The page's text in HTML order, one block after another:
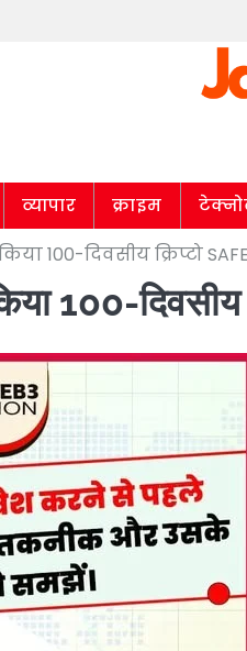
व्यापार क्राइम
100-दिवसीय क्रिप्टो
100-दिवसीय